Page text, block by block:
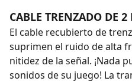
CABLE TRENZADO DE
El cable recubierto de
suprimen el ruido de alta
nitidez de la señal. ¡Nada
sonidos de su juego! La